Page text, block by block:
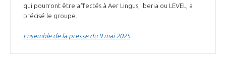
qui pourront être affectés à Aer Lingus, Iberia ou LEVEL, a
précisé le groupe.
Ensemble de la presse du 9 mai 2025